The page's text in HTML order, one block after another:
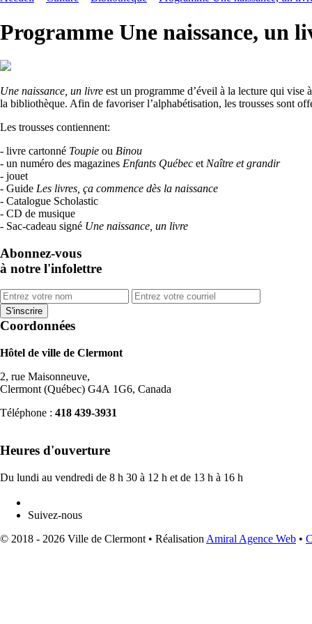
Programme Une naissance, un
Une naissance, un livre est un programme d’éveil à la lecture qui vise
la bibliothèque. Afin de favoriser l’alphabétisation, les trousses sont
Les trousses contiennent:
- livre cartonné Toupie ou Binou
- un numéro des magazines Enfants Québec et Naître et grandir
- jouet
- Guide Les livres, ça commence dès la naissance
- Catalogue Scholastic
- CD de musique
- Sac-cadeau signé Une naissance, un livre
Abonnez-vous
à notre l'infolettre
Coordonnées
Hôtel de ville de Clermont
2, rue Maisonneuve,
Clermont (Québec) G4A 1G6, Canada
Téléphone : 418 439-3931
Heures d'ouverture
Du lundi au vendredi de 8 h 30 à 12 h et de 13 h à 16 h
Suivez-nous
© 2018 - 2026 Ville de Clermont • Réalisation Amiral Agence Web •